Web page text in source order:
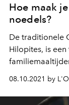
Hoe maak
noedels?
De traditionele
Hilopites, is
08.10.2021 by